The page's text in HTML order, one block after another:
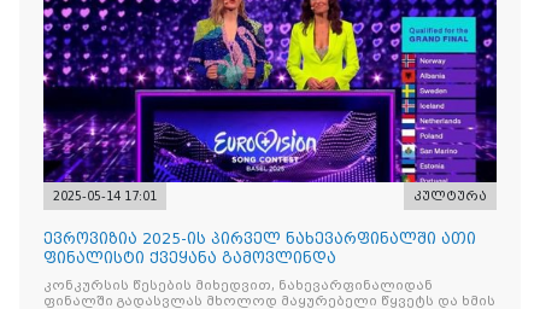
2025-05-14 17:01 კულტურა
ევროვიზია 2025-ის პირველ ნახევარფინალში ათი
ფინალისტი ქვეყანა გამოვლინდა
კონკურსის წესების მიხედვით, ნახევარფინალიდან
ფინალში გადასვლას მხოლოდ მაყურებელი წყვეტს და ხმის